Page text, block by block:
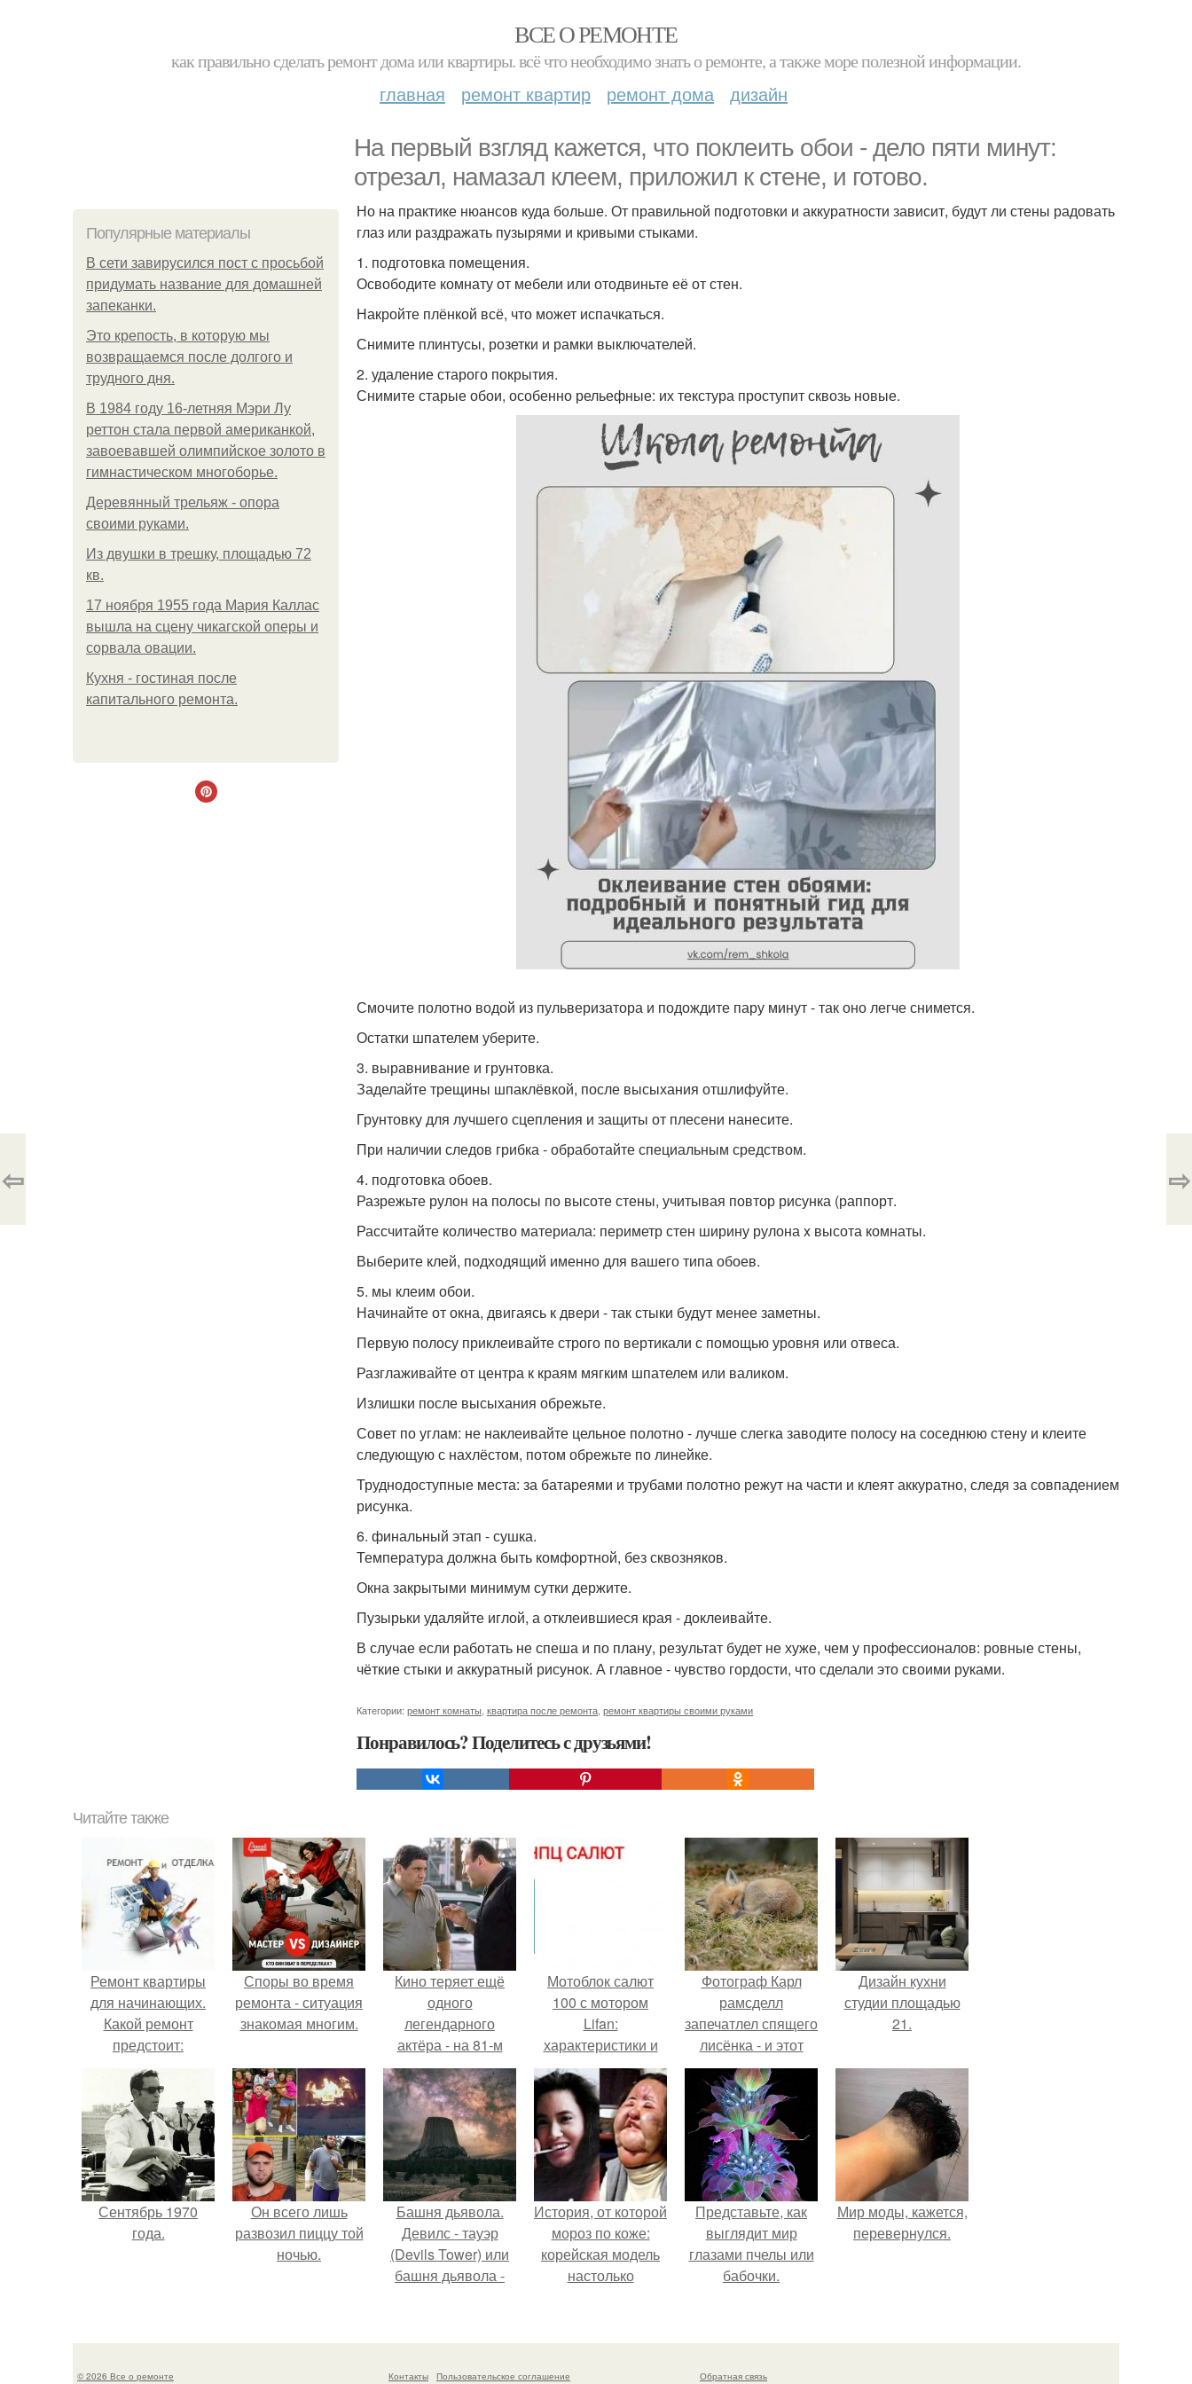
ВСЕ О РЕМОНТЕ
как правильно сделать ремонт дома или квартиры. всё что необходимо знать о ремонте, а также море полезной информации.
главная ремонт квартир ремонт дома дизайн
На первый взгляд кажется, что поклеить обои - дело пяти минут:
отрезал, намазал клеем, приложил к стене, и готово.
Популярные материалы
В сети завирусился пост с просьбой
придумать название для домашней
запеканки.
Это крепость, в которую мы
возвращаемся после долгого и
трудного дня.
В 1984 году 16-летняя Мэри Лу
реттон стала первой американкой,
завоевавшей олимпийское золото в
гимнастическом многоборье.
Деревянный трельяж - опора
своими руками.
Из двушки в трешку, площадью 72
кв.
17 ноября 1955 года Мария Каллас
вышла на сцену чикагской оперы и
сорвала овации.
Кухня - гостиная после
капитального ремонта.
Но на практике нюансов куда больше. От правильной подготовки и аккуратности зависит, будут ли стены радовать
глаз или раздражать пузырями и кривыми стыками.
1. подготовка помещения.
Освободите комнату от мебели или отодвиньте её от стен.
Накройте плёнкой всё, что может испачкаться.
Снимите плинтусы, розетки и рамки выключателей.
2. удаление старого покрытия.
Снимите старые обои, особенно рельефные: их текстура проступит сквозь новые.
Смочите полотно водой из пульверизатора и подождите пару минут - так оно легче снимется.
Остатки шпателем уберите.
3. выравнивание и грунтовка.
Заделайте трещины шпаклёвкой, после высыхания отшлифуйте.
Грунтовку для лучшего сцепления и защиты от плесени нанесите.
При наличии следов грибка - обработайте специальным средством.
4. подготовка обоев.
Разрежьте рулон на полосы по высоте стены, учитывая повтор рисунка (раппорт.
Рассчитайте количество материала: периметр стен ширину рулона x высота комнаты.
Выберите клей, подходящий именно для вашего типа обоев.
5. мы клеим обои.
Начинайте от окна, двигаясь к двери - так стыки будут менее заметны.
Первую полосу приклеивайте строго по вертикали с помощью уровня или отвеса.
Разглаживайте от центра к краям мягким шпателем или валиком.
Излишки после высыхания обрежьте.
Совет по углам: не наклеивайте цельное полотно - лучше слегка заводите полосу на соседнюю стену и клеите
следующую с нахлёстом, потом обрежьте по линейке.
Труднодоступные места: за батареями и трубами полотно режут на части и клеят аккуратно, следя за совпадением
рисунка.
6. финальный этап - сушка.
Температура должна быть комфортной, без сквозняков.
Окна закрытыми минимум сутки держите.
Пузырьки удаляйте иглой, а отклеившиеся края - доклеивайте.
В случае если работать не спеша и по плану, результат будет не хуже, чем у профессионалов: ровные стены,
чёткие стыки и аккуратный рисунок. А главное - чувство гордости, что сделали это своими руками.
Категории: ремонт комнаты квартира после ремонта ремонт квартиры своими руками
Понравилось? Поделитесь с друзьями!
⇦ ⇨
Читайте также
Ремонт квартиры
для начинающих.
Какой ремонт
предстоит:
косметический или
капитальный
Споры во время
ремонта - ситуация
знакомая многим.
Кино теряет ещё
одного
легендарного
актёра - на 81-м
году жизни не стало
Винсента пасторе.
Мотоблок салют
100 с мотором
Lifan:
характеристики и
преимущества
Фотограф Карл
рамсделл
запечатлел спящего
лисёнка - и этот
кадр способен
растопить даже
самое суровое
сердце.
Дизайн кухни
студии площадью
21.
Сентябрь 1970
года.
Он всего лишь
развозил пиццу той
ночью.
Башня дьявола.
Девилс - тауэр
(Devils Tower) или
башня дьявола -
происхождения
История, от которой
мороз по коже:
корейская модель
настолько
вколола себе в
Представьте, как
выглядит мир
глазами пчелы или
бабочки.
Мир моды, кажется,
перевернулся.
© 2026 Все о ремонте Контакты Пользовательское соглашение Обратная связь